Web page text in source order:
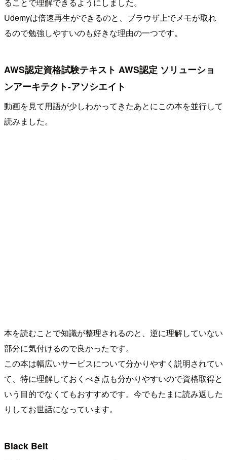
Udemyは倍速再生ができるのと、ブラウザ上でメモが取れ
るので勉強しやすいのも好きな理由の一つです。
AWS認定資格試験テキスト AWS認定 ソリューショ
ンアーキテクト-アソシエイト
動画を見て用語が少しわかってきたあとにこの本を並行して
読みました。
本を読むことで知識が整理されるのと、逆に理解していない
部分に気付けるので良かったです。
この本は幅広いサービスについて分かりやすく説明されてい
て、特に理解しておくべき点も分かりやすいので資格取得と
いう目的でなくてもおすすめです。今でもたまに読み返した
りしてお世話になっています。
Black Belt